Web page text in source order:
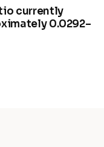
currently
0.0292–